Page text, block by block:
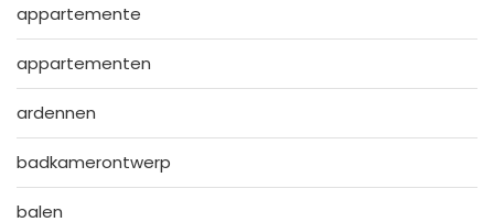
appartemente
appartementen
ardennen
badkamerontwerp
balen